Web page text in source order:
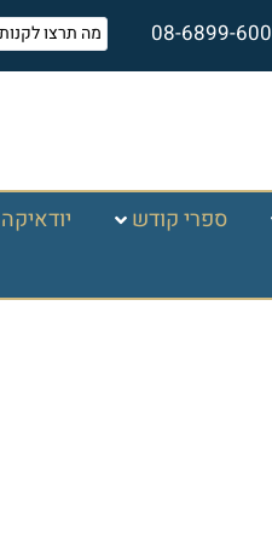
08-6899-600
ספרי קודש